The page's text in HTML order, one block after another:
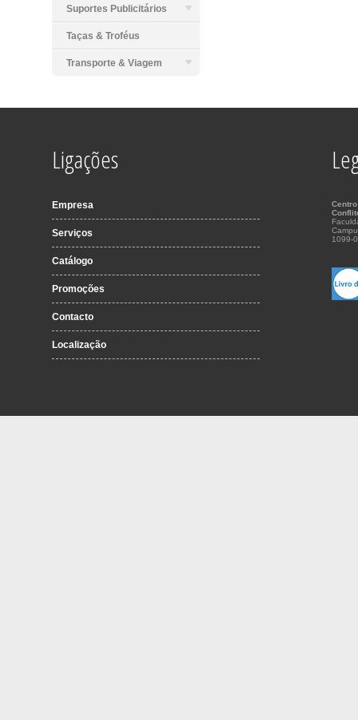
Suportes Publicitários
Taças & Troféus
Transporte & Viagem
Ligações
Empresa
Serviços
Catálogo
Promoções
Contacto
Localização
1099-